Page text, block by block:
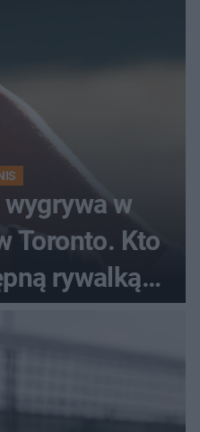
w
Toronto. Kto
rywalką